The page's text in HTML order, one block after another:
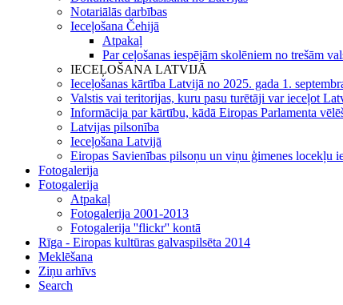
Notariālās darbības
Ieceļošana Čehijā
Atpakaļ
Par ceļošanas iespējām skolēniem no trešām
IECEĻOŠANA LATVIJĀ
Ieceļošanas kārtība Latvijā no 2025. gada 1.
Valstis vai teritorijas, kuru pasu turētāji var ieceļot
Informācija par kārtību, kādā Eiropas Parlamenta
Latvijas pilsonība
Ieceļošana Latvijā
Eiropas Savienības pilsoņu un viņu ģimenes locekļu
Fotogalerija
Fotogalerija
Atpakaļ
Fotogalerija 2001-2013
Fotogalerija ''flickr'' kontā
Rīga - Eiropas kultūras galvaspilsēta 2014
Meklēšana
Ziņu arhīvs
Search